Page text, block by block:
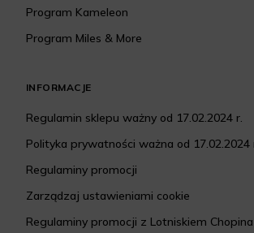
Program Kameleon
Program Miles & More
INFORMACJE
Regulamin sklepu ważny od 17.02.2024 r.
Polityka prywatności ważna od 17.02.2024
Regulaminy promocji
Zarządzaj ustawieniami cookie
Regulaminy promocji z Lotniskiem Chopina